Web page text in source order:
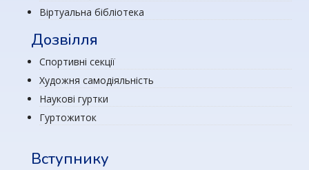
Віртуальна бібліотека
Дозвілля
Спортивні секції
Художня самодіяльність
Наукові гуртки
Гуртожиток
Вступнику